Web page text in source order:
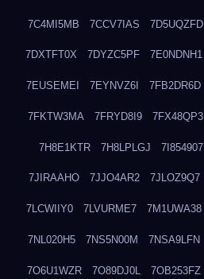
7C4MI5MB 7CCV7IAS 7D5UQZFD
7DXTFT0X 7DYZC5PF 7E0NDNH1
7EUSEMEI 7EYNVZ6I 7FB2DR6D
7FKTW3MA 7FRYD8I9 7FX48QP3
7H8E1KTR 7H8LPLGJ 7I854907
7JIRAAHO 7JJO4AR2 7JLOZ9Q7
7LCWIIY0 7LVURME7 7M1UWA38
7NL020H5 7NS5N00M 7NSA9LFN
7O6U1WZR 7O89DJ0L 7OB253FZ